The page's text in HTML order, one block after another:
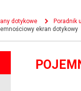
dotykowe Poradnik
ekran dotykowy